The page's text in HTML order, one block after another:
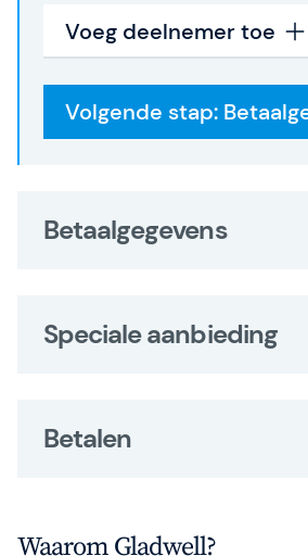
Voeg deelnemer toe
Volgende stap:
Betaalgegevens
Speciale aanbieding
Betalen
Waarom Gladwell?